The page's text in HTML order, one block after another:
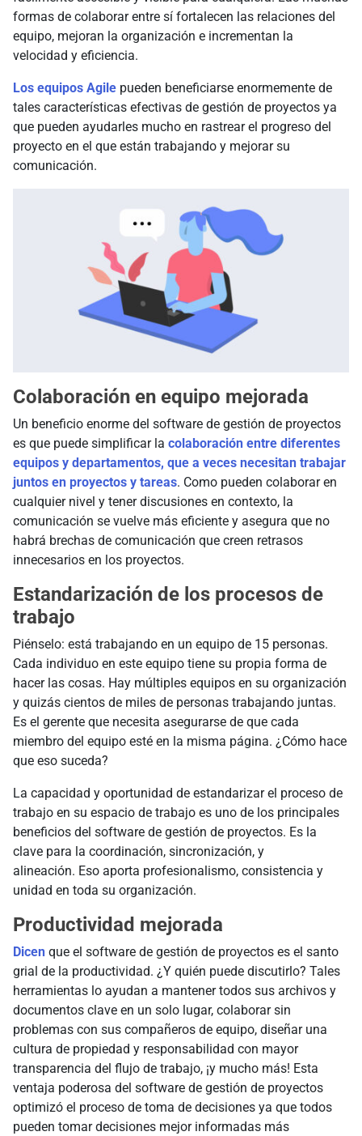
formas de colaborar entre sí fortalecen las relaciones del
equipo, mejoran la organización e incrementan la
velocidad y eficiencia.
Los equipos Agile pueden beneficiarse enormemente de
tales características efectivas de gestión de proyectos ya
que pueden ayudarles mucho en rastrear el progreso del
proyecto en el que están trabajando y mejorar su
comunicación.
Colaboración en equipo mejorada
Un beneficio enorme del software de gestión de proyectos
es que puede simplificar la colaboración entre diferentes
equipos y departamentos, que a veces necesitan trabajar
juntos en proyectos y tareas. Como pueden colaborar en
cualquier nivel y tener discusiones en contexto, la
comunicación se vuelve más eficiente y asegura que no
habrá brechas de comunicación que creen retrasos
innecesarios en los proyectos.
Estandarización de los procesos de
trabajo
Piénselo: está trabajando en un equipo de 15 personas.
Cada individuo en este equipo tiene su propia forma de
hacer las cosas. Hay múltiples equipos en su organización
y quizás cientos de miles de personas trabajando juntas.
Es el gerente que necesita asegurarse de que cada
miembro del equipo esté en la misma página. ¿Cómo hace
que eso suceda?
La capacidad y oportunidad de estandarizar el proceso de
trabajo en su espacio de trabajo es uno de los principales
beneficios del software de gestión de proyectos. Es la
clave para la coordinación, sincronización, y
alineación. Eso aporta profesionalismo, consistencia y
unidad en toda su organización.
Productividad mejorada
Dicen que el software de gestión de proyectos es el santo
grial de la productividad. ¿Y quién puede discutirlo? Tales
herramientas lo ayudan a mantener todos sus archivos y
documentos clave en un solo lugar, colaborar sin
problemas con sus compañeros de equipo, diseñar una
cultura de propiedad y responsabilidad con mayor
transparencia del flujo de trabajo, ¡y mucho más! Esta
ventaja poderosa del software de gestión de proyectos
optimizó el proceso de toma de decisiones ya que todos
pueden tomar decisiones mejor informadas más